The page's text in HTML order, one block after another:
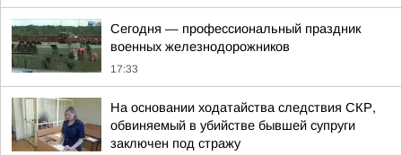
Сегодня — профессиональный праздник
военных железнодорожников
17:33
На основании ходатайства следствия СКР,
обвиняемый в убийстве бывшей супруги
заключен под стражу